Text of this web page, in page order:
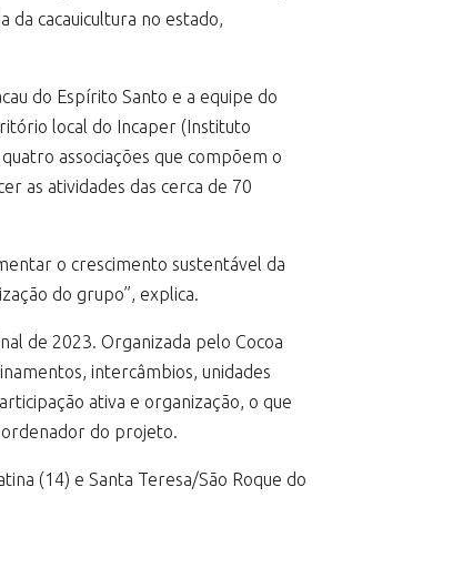
da cacauicultura no estado,
do Espírito Santo e a equipe do
local do Incaper (Instituto
associações que compõem o
as atividades das cerca de 70
o crescimento sustentável da
do grupo”, explica.
de 2023. Organizada pelo Cocoa
intercâmbios, unidades
ativa e organização, o que
do projeto.
(14) e Santa Teresa/São Roque do